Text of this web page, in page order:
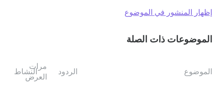
إظهار المنشور في الموضوع
الموضوعات ذات الصلة
الموضوع الردود
مرات
العرض
النشاط